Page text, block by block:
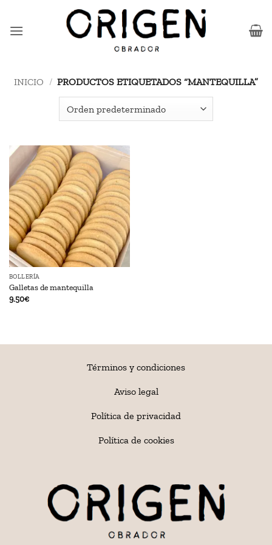
contenido
INICIO / PRODUCTOS ETIQUETADOS “MANTEQUILLA”
BOLLERÍA
Galletas de mantequilla
9.50€
Términos y condiciones
Aviso legal
Política de privacidad
Política de cookies